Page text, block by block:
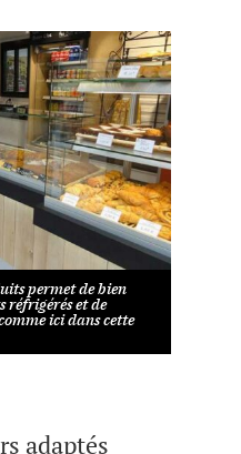
permet de bien
réfrigérés et de
ici dans cette
adaptés